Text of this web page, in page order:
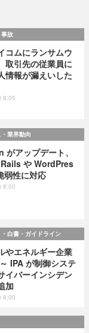
事故
コムにランサムウ
取引先の従業員に
情報が漏えいした
8:05
業界動向
がアップデート、
や WordPres
弱性に対応
8:00
白書・ガイドライン
やエネルギー企業
IPA が制御システ
イバーインシデン
加
8:00